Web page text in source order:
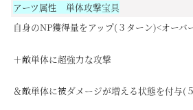
アーツ属性 単体攻撃宝具
自身のNP獲得量をアップ(３ターン)<オーバ
＋敵単体に超強力な攻撃
＆敵単体に被ダメージが増える状態を付与(